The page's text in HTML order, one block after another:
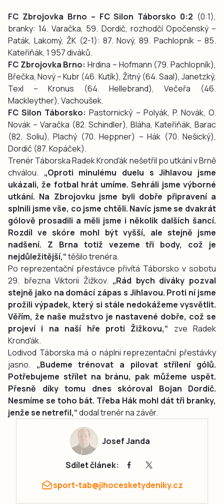
FC Zbrojovka Brno – FC Silon Táborsko 0:2 (0:1),
branky: 14. Varačka, 59. Dordič, rozhodčí Opočenský –
Paták, Lakomý, ŽK (2-1): 87. Nový, 89. Pachlopník – 85.
Kateřiňák, 1 957 diváků.
FC Zbrojovka Brno: Hrdina – Hofmann (79. Pachlopník),
Břečka, Nový – Kubr (46. Kutík), Žitný (64. Saal), Janetzký,
Texl – Kronus (64. Hellebrand), Večeřa (46.
Mackleyther), Vachoušek.
FC Silon Táborsko: Pastornický – Polyák, P. Novák, O.
Novák – Varačka (82. Schindler), Bláha, Kateřiňák, Barac
(82. Soliu), Plachý (70. Heppner) – Hák (70. Nešický),
Dordič (87. Kopáček).
Trenér Táborska Radek Kronďák nešetřil po utkání v Brně
chválou. „Oproti minulému duelu s Jihlavou jsme
ukázali, že fotbal hrát umíme. Sehráli jsme výborné
utkání. Na Zbrojovku jsme byli dobře připravení a
splnili jsme vše, co jsme chtěli. Navíc jsme se dvakrát
gólově prosadili a měli jsme i několik dalších šancí.
Rozdíl ve skóre mohl být vyšší, ale stejně jsme
nadšení. Z Brna totiž vezeme tři body, což je
nejdůležitější,“těšilo trenéra.
Po reprezentační přestávce přivítá Táborsko v sobotu
29. března Viktorii Žižkov. „Rád bych diváky pozval
stejně jako na domácí zápas s Jihlavou. Proti ní jsme
prožili výpadek, který si stále nedokážeme vysvětlit.
Věřím, že naše mužstvo je nastavené dobře, což se
projeví i na naší hře proti Žižkovu,“ zve Radek
Kronďák.
Lodivod Táborska má o náplni reprezentační přestávky
jasno. „Budeme trénovat a pilovat střílení gólů.
Potřebujeme střílet na bránu, pak můžeme uspět.
Přesně díky tomu dnes skóroval Bojan Dordič.
Nesmíme se toho bát. Třeba Hák mohl dát tři branky,
jenže se netrefil,“dodal trenér na závěr.
Josef Janda
Sdílet článek:
sport-tab@jihocesketydeniky.cz